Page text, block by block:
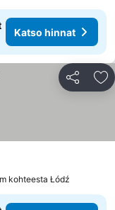
Katso hinnat
Jaa
kohteesta Łódź